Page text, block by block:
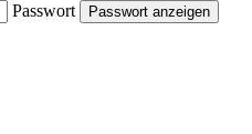
Passwort
Passwort anzeigen